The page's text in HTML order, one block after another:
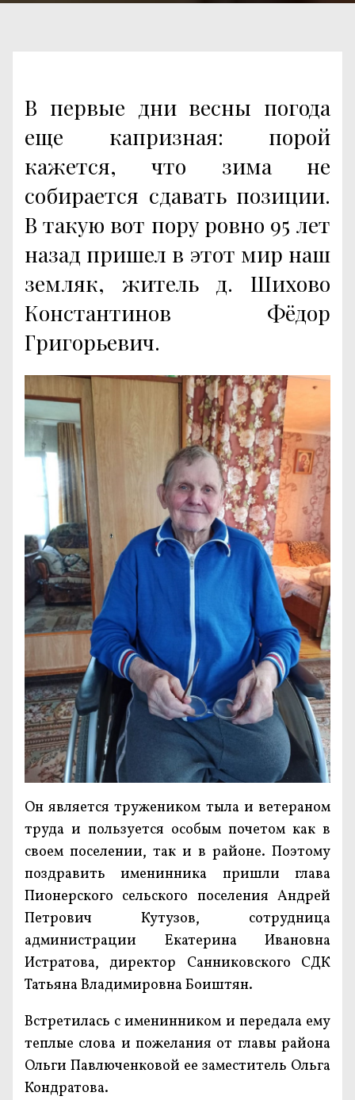
В первые дни весны погода
еще капризная: порой
кажется, что зима не
собирается сдавать позиции.
В такую вот пору ровно 95 лет
назад пришел в этот мир наш
земляк, житель д. Шихово
Константинов Фёдор
Григорьевич.
Он является тружеником тыла и ветераном
труда и пользуется особым почетом как в
своем поселении, так и в районе. Поэтому
поздравить именинника пришли глава
Пионерского сельского поселения Андрей
Петрович Кутузов, сотрудница
администрации Екатерина Ивановна
Истратова, директор Санниковского СДК
Татьяна Владимировна Боиштян.
Встретилась с именинником и передала ему
теплые слова и пожелания от главы района
Ольги Павлюченковой ее заместитель Ольга
Кондратова.